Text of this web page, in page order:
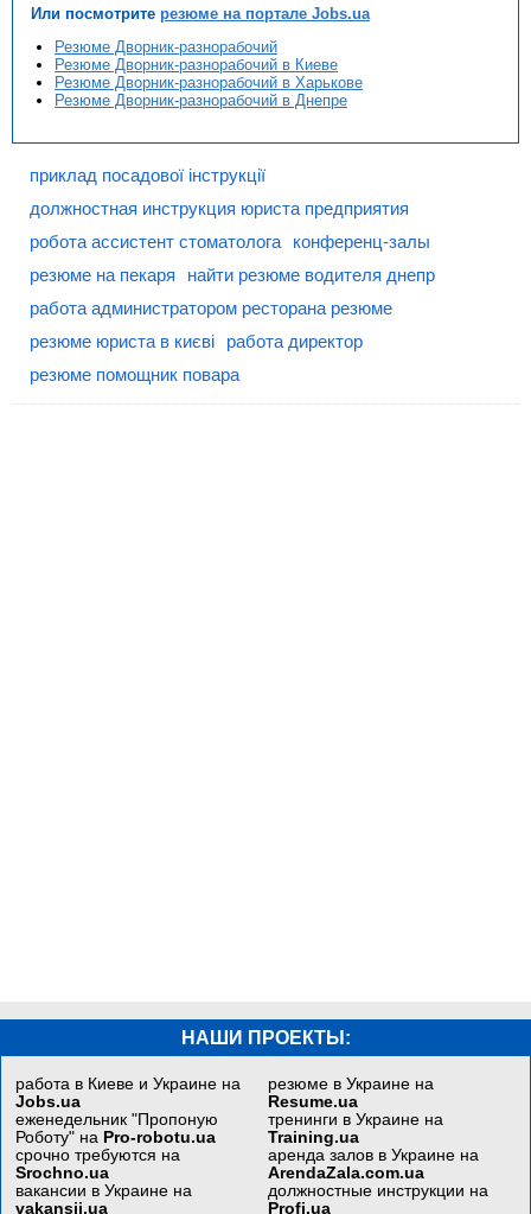
Или посмотрите резюме на портале Jobs.ua
Резюме Дворник-разнорабочий
Резюме Дворник-разнорабочий в Киеве
Резюме Дворник-разнорабочий в Харькове
Резюме Дворник-разнорабочий в Днепре
приклад посадової інструкції
должностная инструкция юриста предприятия
робота ассистент стоматолога
конференц-залы
резюме на пекаря
найти резюме водителя днепр
работа администратором ресторана резюме
резюме юриста в києві
работа директор
резюме помощник повара
НАШИ ПРОЕКТЫ:
работа в Киеве и Украине на
Jobs.ua
еженедельник "Пропоную
Роботу" на Pro-robotu.ua
срочно требуются на
Srochno.ua
вакансии в Украине на
vakansii.ua
резюме в Украине на
Resume.ua
тренинги в Украине на
Training.ua
аренда залов в Украине на
ArendaZala.com.ua
должностные инструкции на
Profi.ua